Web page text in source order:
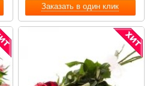
Заказать в один клик